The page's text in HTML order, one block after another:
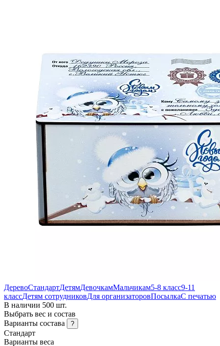
ДеревоСтандартДетямДевочкамМальчикам5-8 класс9-11
классДетям сотрудниковДля организаторовПосылкаС печатью
В наличии 500 шт.
Выбрать вес и состав
Варианты состава
?
Стандарт
Варианты веса